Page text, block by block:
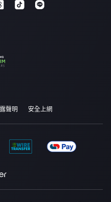
聲明 安全上網